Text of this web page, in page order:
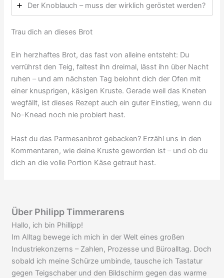
Der Knoblauch – muss der wirklich geröstet werden?
Trau dich an dieses Brot
Ein herzhaftes Brot, das fast von alleine entsteht: Du
verrührst den Teig, faltest ihn dreimal, lässt ihn über Nacht
ruhen – und am nächsten Tag belohnt dich der Ofen mit
einer knusprigen, käsigen Kruste. Gerade weil das Kneten
wegfällt, ist dieses Rezept auch ein guter Einstieg, wenn du
No-Knead noch nie probiert hast.
Hast du das Parmesanbrot gebacken? Erzähl uns in den
Kommentaren, wie deine Kruste geworden ist – und ob du
dich an die volle Portion Käse getraut hast.
Über Philipp Timmerarens
Hallo, ich bin Phillipp!
Im Alltag bewege ich mich in der Welt eines großen
Industriekonzerns – Zahlen, Prozesse und Büroalltag. Doch
sobald ich meine Schürze umbinde, tausche ich Tastatur
gegen Teigschaber und den Bildschirm gegen das warme